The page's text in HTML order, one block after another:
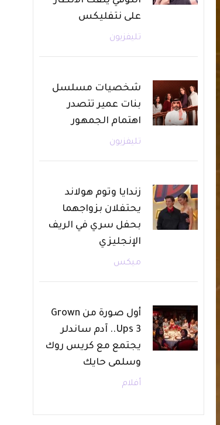
على نتفليكس
تليفزيون
شخصيات مسلسل
بنات عمير تتصدر
اهتمام الجمهور
تليفزيون
زندايا وتوم هولاند
يحتفلان بزواجهما
بحفل سري في الريف
الإنجليزي
ميكس
أول صورة من Grown
Ups 3.. آدم ساندلر
يجتمع مع كريس روك
وسلمى حايك
أفلام